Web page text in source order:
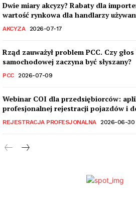
Dwie miary akcyzy? Rabaty dla
wartość rynkowa dla handlarzy
AKCYZA 2026-07-17
Rząd zauważył problem PCC. Czy
samochodowej zaczyna być słyszany?
PCC 2026-07-09
Webinar COI dla przedsiębiorców:
profesjonalnej rejestracji pojazdów i
REJESTRACJA PROFESJONALNA 2026-06-30